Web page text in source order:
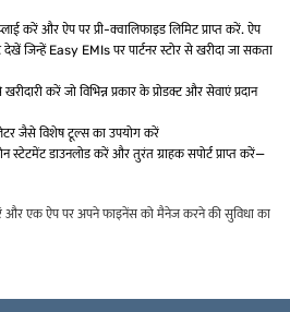
करें और ऐप पर प्री-क्वालिफाइड लिमिट प्राप्त करें. ऐप
जिन्हें Easy EMIs पर पार्टनर स्टोर से खरीदा जा सकता
करें जो विभिन्न प्रकार के प्रोडक्ट और सेवाएं प्रदान
जैसे विशेष टूल्स का उपयोग करें
स्टेटमेंट डाउनलोड करें और तुरंत ग्राहक सपोर्ट प्राप्त करें—
और एक ऐप पर अपने फाइनेंस को मैनेज करने की सुविधा का